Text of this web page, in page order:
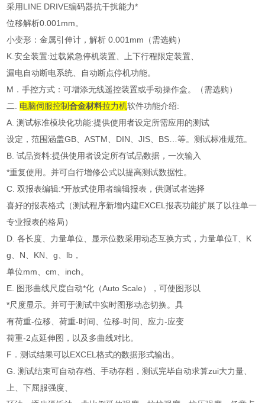
采用LINE DRIVE编码器抗干扰能力*
位移解析0.001mm。
小变形：金属引伸计，解析 0.001mm（需选购）
K.安全装置:过载紧急停机装置、上下行程限定装置、
漏电自动断电系统、自动断点停机功能。
M．手控方式：可增添无线遥控装置或手动操作盒。（需选购）
二. 电脑伺服控制合金材料拉力机软件功能介绍:
A. 测试标准模块化功能:提供使用者设定所需应用的测试
设定，范围涵盖GB、ASTM、DIN、JIS、BS…等。测试标准规范。
B. 试品资料:提供使用者设定所有试品数据，一次输入
*重复使用。并可自行增修公式以提高测试数据性。
C. 双报表编辑:*开放式使用者编辑报表，供测试者选择
喜好的报表格式（测试程序新增内建EXCEL报表功能扩展了以往单一
专业报表的格局）
D. 各长度、力量单位、显示位数采用动态互换方式，力量单位T、K
g、N、KN、g、lb，
单位mm、cm、inch。
E. 图形曲线尺度自动*化（Auto Scale），可使图形以
*尺度显示。并可于测试中实时图形动态切换。具
有荷重-位移、荷重-时间、位移-时间、应力-应变
荷重-2点延伸图，以及多曲线对比。
F．测试结果可以EXCEL格式的数据形式输出。
G. 测试结束可自动存档、手动存档，测试完毕自动求算zui大力量、
上、下屈服强度、